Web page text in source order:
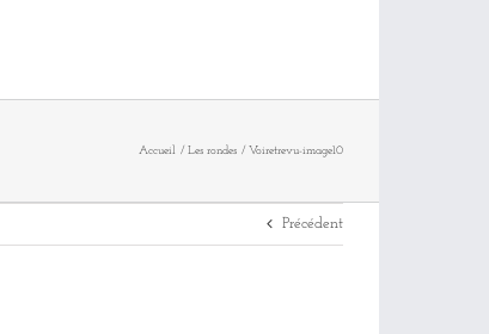
Accueil Les rondes Voiretrevu-image10
Précédent